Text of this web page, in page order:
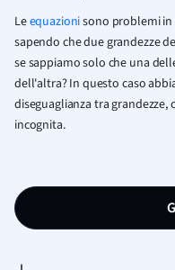
Leequazionisono problemi
sapendo che due grandezze
se sappiamo solo che una
dell'altra? In questo caso
diseguaglianza tra
incognita.